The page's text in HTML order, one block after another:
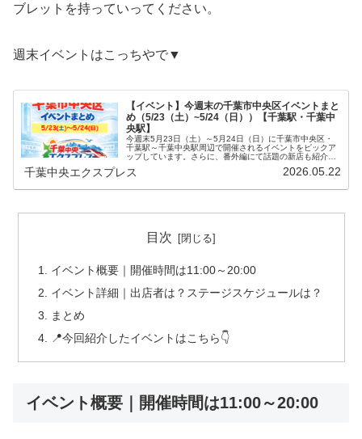
ブレットを持っていってください。
週末イベントはこっちやで▼
【イベント】今週末の千葉市中央区イベントまと
め（5/23（土）~5/24（日））【千葉駅・千葉中
央駅】
今週末5月23日（土）～5月24日（日）に千葉市中央区・
千葉駅～千葉中央駅周辺で開催されるイベントをピックア
ップしています。さらに、番外編にて話題の新店も紹介し
ょうか。では、まず今週末のイ…
千葉中央エクスプレス 2026.05.22
目次
イベント概要｜開催時間は11:00～20:00
イベント詳細｜出店者は？ステージスケジュールは？
まとめ
📍今回紹介したイベントはこちら👇
イベント概要｜開催時間は11:00～20:00